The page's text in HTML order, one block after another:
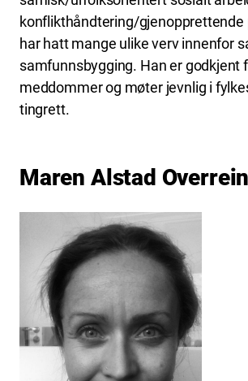
konflikthåndtering/gjenopprettende
har hatt mange ulike verv innenfor
samfunnsbygging. Han er godkjent
meddommer og møter jevnlig i
tingrett.
Maren Alstad Overrein